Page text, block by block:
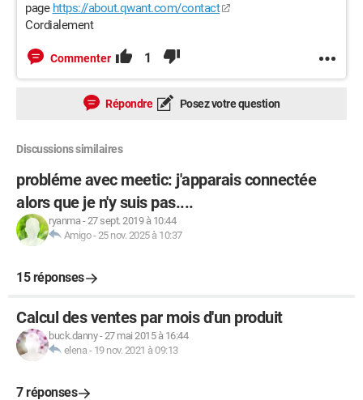
page https://about.qwant.com/contact
Cordialement
Commenter 1
Répondre Posez votre question
Discussions similaires
probléme avec meetic: j'apparais connectée
alors que je n'y suis pas....
ryanma-27 sept. 2019 à 10:44
Amigo-25 nov. 2025 à 10:37
15 réponses
Calcul des ventes par mois d'un produit
buck.danny-27 mai 2015 à 16:44
elena - 19 nov. 2021 à 09:13
7 réponses